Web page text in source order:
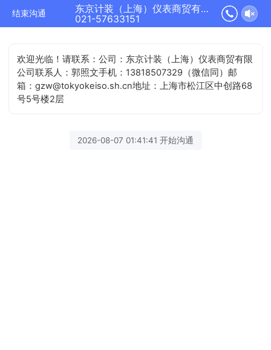
结束沟通
东京计装（上海）仪表商贸有限公司正在为您服务
021-57633151
欢迎光临！请联系：公司：东京计装（上海）仪表商贸有限
公司联系人：郭照文手机：13818507329（微信同）邮
箱：gzw@tokyokeiso.sh.cn地址：上海市松江区中创路68
号5号楼2层
2026-08-07 01:41:41 开始沟通